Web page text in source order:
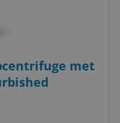
met